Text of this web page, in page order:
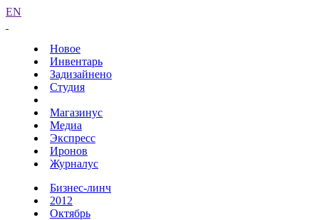
EN
Новое
Инвентарь
Задизайнено
Студия
Магазинус
Медиа
Экспресс
Иронов
Журналус
Бизнес-линч
2012
Октябрь